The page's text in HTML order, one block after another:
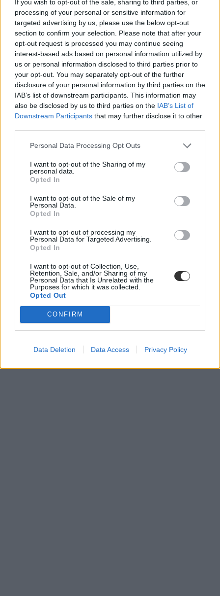
If you wish to opt-out of the sale, sharing to third parties, or
processing of your personal or sensitive information for
targeted advertising by us, please use the below opt-out
section to confirm your selection. Please note that after your
opt-out request is processed you may continue seeing
interest-based ads based on personal information utilized by
us or personal information disclosed to third parties prior to
your opt-out. You may separately opt-out of the further
disclosure of your personal information by third parties on the
IAB’s list of downstream participants. This information may
also be disclosed by us to third parties on the IAB’s List of
Downstream Participants that may further disclose it to other
Personal Data Processing Opt Outs
I want to opt-out of the Sharing of my
personal data.
Opted In
I want to opt-out of the Sale of my
Personal Data.
Opted In
I want to opt-out of processing my
Personal Data for Targeted Advertising.
Opted In
I want to opt-out of Collection, Use,
Retention, Sale, and/or Sharing of my
Personal Data that Is Unrelated with the
Purposes for which it was collected.
Opted Out
CONFIRM
Data Deletion Data Access Privacy Policy
Campus
építkezés
beruházás
Károli Gáspár Református Egyetem